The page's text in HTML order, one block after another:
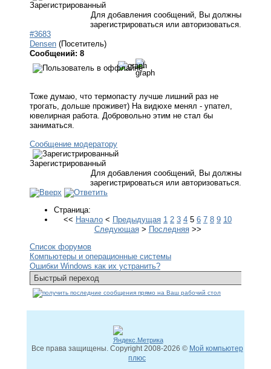
Зарегистрированный
Для добавления сообщений, Вы должны
зарегистрироваться или авторизоваться.
#3683
Densen (Посетитель)
Сообщений: 8
Тоже думаю, что термопасту лучше лишний раз не
трогать, дольше проживет) На видюхе менял - упател,
ювелирная работа. Добровольно этим не стал бы
заниматься.
Сообщение модератору
Зарегистрированный
Для добавления сообщений, Вы должны
зарегистрироваться или авторизоваться.
Страница:
<< Начало < Предыдущая 1 2 3 4 5 6 7 8 9 10
Следующая> Последняя>>
Список форумов
Компьютеры и операционные системы
Ошибки Windows как их устранить?
Все права защищены. Copyright2008-2026 © Мой компьютер
плюс